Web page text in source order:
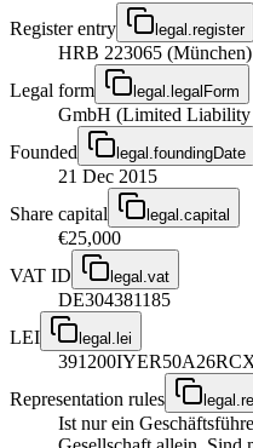
Register entry legal.register
HRB 223065 (München)
Legal form
legal.legalForm
GmbH (Limited Liability
Founded
legal.foundingDate
21 Dec 2015
Share capital
legal.capital
€25,000
VAT ID
legal.vat
DE304381185
LEI
legal.lei
Representation rules
Ist nur ein